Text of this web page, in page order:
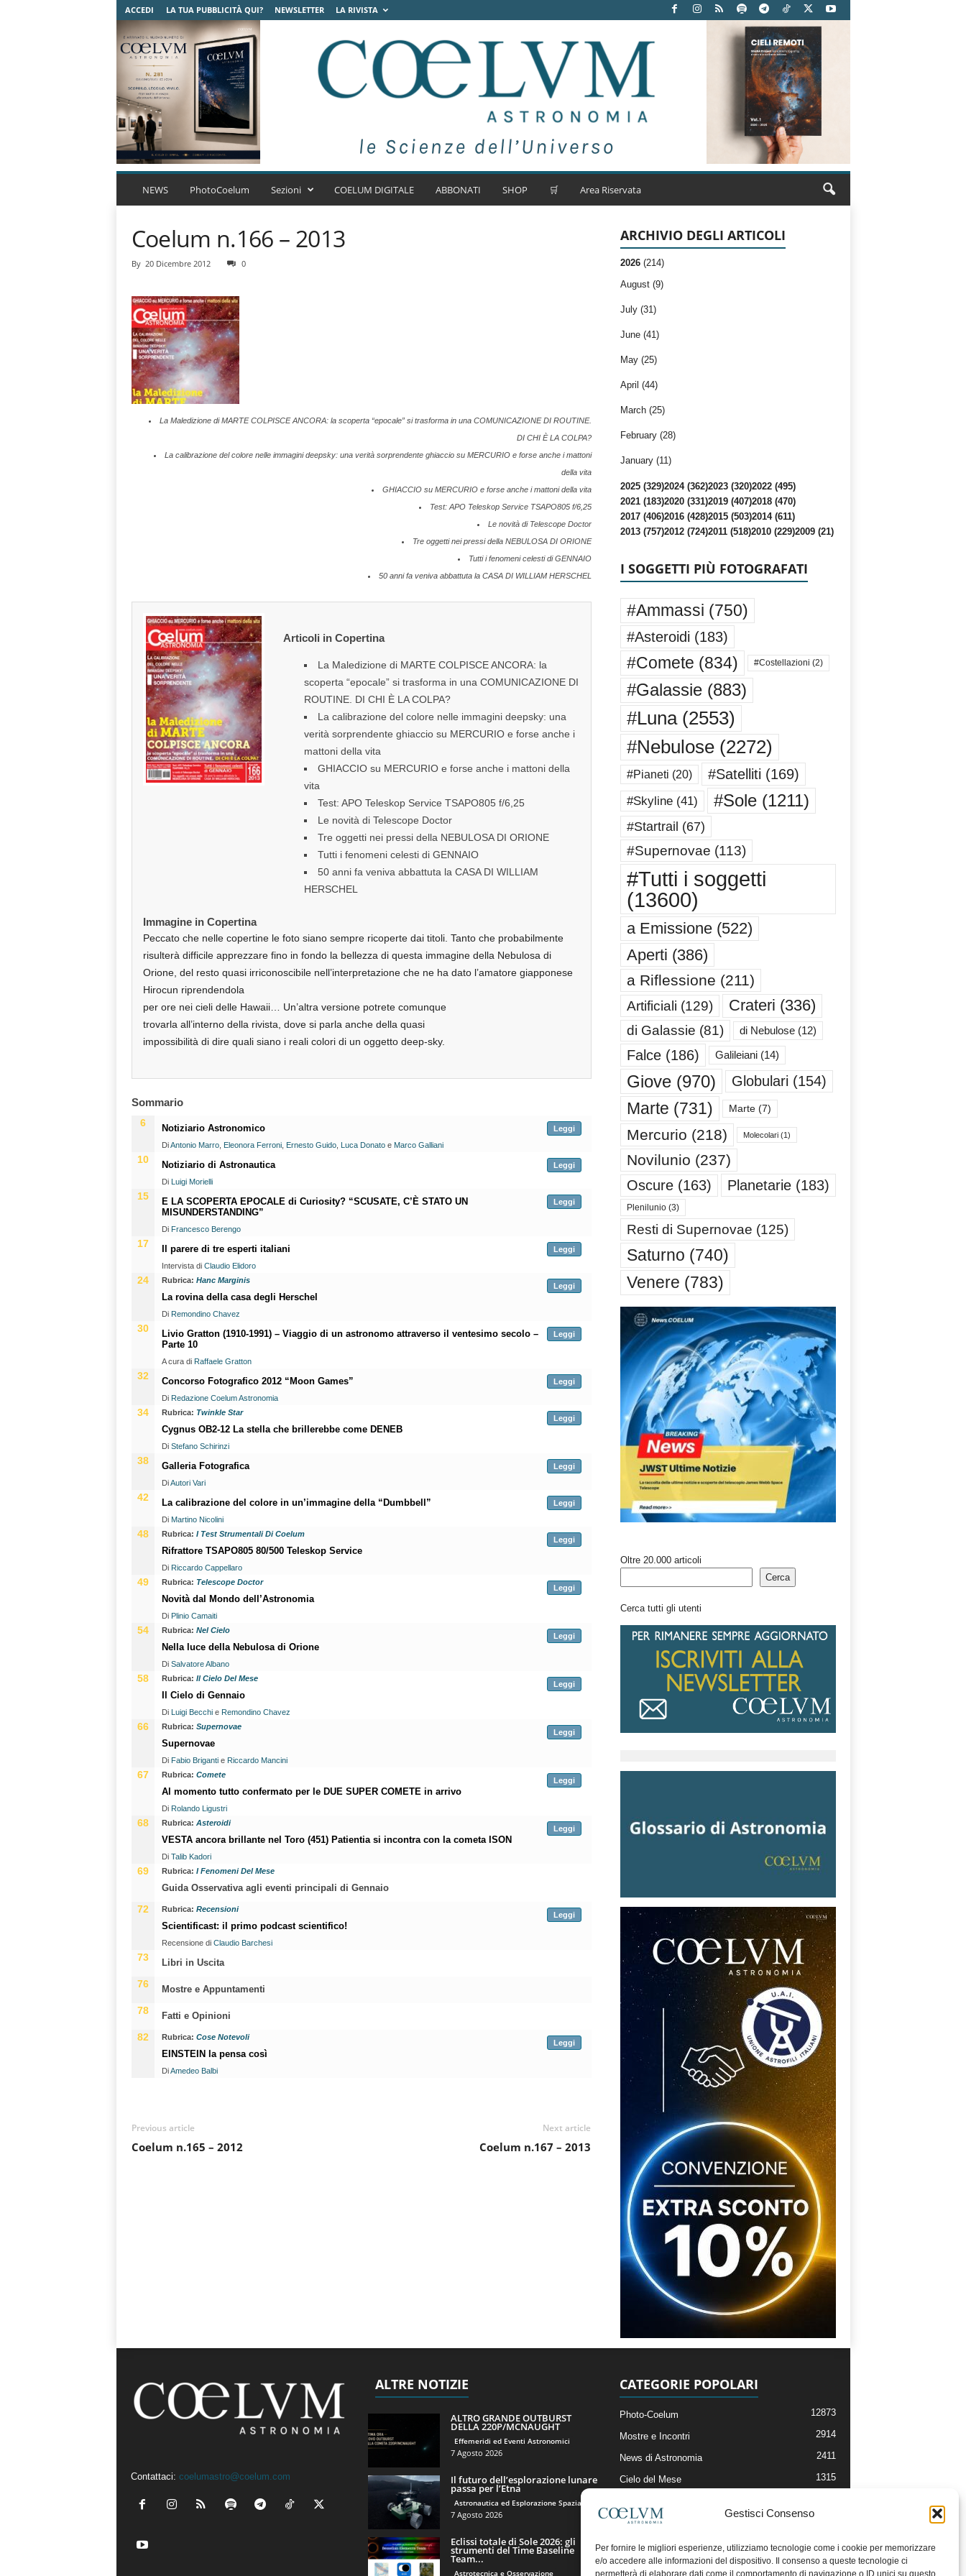
Gestisci Consenso
Per fornire le migliori esperienze, utilizziamo tecnologie come i cookie per memorizzare
e/o accedere alle informazioni del dispositivo. Il consenso a queste tecnologie ci
permetterà di elaborare dati come il comportamento di navigazione o ID unici su questo
ACCEDI LA TUA PUBBLICITÀ QUI? NEWSLETTER LA RIVISTA
C
u
m
NEWS PhotoCoelum Sezioni COELUM DIGITALE ABBONATI SHOP 🛒 Area Riservata
Coelum n.166 – 2013
By 20 Dicembre 2012 0
La Maledizione di MARTE COLPISCE ANCORA: la scoperta “epocale” si trasforma in una COMUNICAZIONE DI ROUTINE.
DI CHI È LA COLPA?
La calibrazione del colore nelle immagini deepsky: una verità sorprendente ghiaccio su MERCURIO e forse anche i mattoni
della vita
GHIACCIO su MERCURIO e forse anche i mattoni della vita
Test: APO Teleskop Service TSAPO805 f/6,25
Le novità di Telescope Doctor
Tre oggetti nei pressi della NEBULOSA DI ORIONE
Tutti i fenomeni celesti di GENNAIO
50 anni fa veniva abbattuta la CASA DI WILLIAM HERSCHEL
Articoli in Copertina
La Maledizione di MARTE COLPISCE ANCORA: la
scoperta “epocale” si trasforma in una COMUNICAZIONE DI
ROUTINE. DI CHI È LA COLPA?
La calibrazione del colore nelle immagini deepsky: una
verità sorprendente ghiaccio su MERCURIO e forse anche i
mattoni della vita
GHIACCIO su MERCURIO e forse anche i mattoni della
vita
Test: APO Teleskop Service TSAPO805 f/6,25
Le novità di Telescope Doctor
Tre oggetti nei pressi della NEBULOSA DI ORIONE
Tutti i fenomeni celesti di GENNAIO
50 anni fa veniva abbattuta la CASA DI WILLIAM
HERSCHEL
Immagine in Copertina
Peccato che nelle copertine le foto siano sempre ricoperte dai titoli. Tanto che probabilmente
risulterà difficile apprezzare fino in fondo la bellezza di questa immagine della Nebulosa di
Orione, del resto quasi irriconoscibile nell’interpretazione che ne ha dato l’amatore giapponese
Hirocun riprendendola
per ore nei cieli delle Hawaii… Un’altra versione potrete comunque
trovarla all’interno della rivista, dove si parla anche della quasi
impossibilità di dire quali siano i reali colori di un oggetto deep-sky.
Sommario
6
Leggi
Notiziario Astronomico
DiAntonio Marro, Eleonora Ferroni, Ernesto Guido, Luca Donatoe Marco Galliani
10 Leggi
Notiziario di Astronautica
Di Luigi Morielli
15 Leggi
E LA SCOPERTA EPOCALE di Curiosity? “SCUSATE, C’È STATO UN
MISUNDERSTANDING”
Di Francesco Berengo
17 Leggi
Il parere di tre esperti italiani
Intervista di Claudio Elidoro
24 Leggi
Rubrica: Hanc Marginis
La rovina della casa degli Herschel
Di Remondino Chavez
30 Leggi
Livio Gratton (1910-1991) – Viaggio di un astronomo attraverso il ventesimo secolo –
Parte 10
A cura di Raffaele Gratton
32 Leggi
Concorso Fotografico 2012 “Moon Games”
Di Redazione Coelum Astronomia
34 Leggi
Rubrica: Twinkle Star
Cygnus OB2-12 La stella che brillerebbe come DENEB
Di Stefano Schirinzi
38 Leggi
Galleria Fotografica
DiAutori Vari
42 Leggi
La calibrazione del colore in un’immagine della “Dumbbell”
Di Martino Nicolini
48 Leggi
Rubrica: I Test Strumentali Di Coelum
Rifrattore TSAPO805 80/500 Teleskop Service
Di Riccardo Cappellaro
49 Leggi
Rubrica: Telescope Doctor
Novità dal Mondo dell’Astronomia
Di Plinio Camaiti
54 Leggi
Rubrica: Nel Cielo
Nella luce della Nebulosa di Orione
Di Salvatore Albano
58 Leggi
Rubrica: Il Cielo Del Mese
Il Cielo di Gennaio
Di Luigi Becchie Remondino Chavez
66 Leggi
Rubrica: Supernovae
Supernovae
Di Fabio Brigantie Riccardo Mancini
67 Leggi
Rubrica: Comete
Al momento tutto confermato per le DUE SUPER COMETE in arrivo
Di Rolando Ligustri
68 Leggi
Rubrica: Asteroidi
VESTA ancora brillante nel Toro (451) Patientia si incontra con la cometa ISON
Di Talib Kadori
69 Rubrica: I Fenomeni Del Mese
Guida Osservativa agli eventi principali di Gennaio
72 Leggi
Rubrica: Recensioni
Scientificast: il primo podcast scientifico!
Recensione di Claudio Barchesi
73 Libri in Uscita
76 Mostre e Appuntamenti
78 Fatti e Opinioni
82 Leggi
Rubrica: Cose Notevoli
EINSTEIN la pensa così
DiAmedeo Balbi
Previous article
Coelum n.165 – 2012
Next article
Coelum n.167 – 2013
ARCHIVIO DEGLI ARTICOLI
2026 (214)
August (9)
July (31)
June (41)
May (25)
April (44)
March (25)
February (28)
January (11)
2025 (329)2024 (362)2023 (320)2022 (495)
2021 (183)2020 (331)2019 (407)2018 (470)
2017 (406)2016 (428)2015 (503)2014 (611)
2013 (757)2012 (724)2011 (518)2010 (229)2009 (21)
I SOGGETTI PIÙ FOTOGRAFATI
#Ammassi (750)
#Asteroidi (183)
#Comete (834) #Costellazioni (2)
#Galassie(883)
#Luna(2553)
#Nebulose(2272)
#Pianeti (20) #Satelliti (169)
#Skyline(41) #Sole(1211)
#Startrail (67)
#Supernovae (113)
#Tutti i soggetti
(13600)
a Emissione(522)
Aperti (386)
a Riflessione (211)
Artificiali (129) Crateri (336)
di Galassie (81) di Nebulose(12)
Falce(186) Galileiani(14)
Giove(970) Globulari (154)
Marte (731) Marte(7)
Mercurio (218) Molecolari(1)
Novilunio (237)
Oscure(163) Planetarie(183)
Plenilunio(3)
Resti di Supernovae (125)
Saturno (740)
Venere (783)
Oltre 20.000 articoli
Cerca
Cerca tutti gli utenti
Contattaci: coelumastro@coelum.com
ALTRE NOTIZIE
ALTRO GRANDE OUTBURST
DELLA 220P/MCNAUGHT
Effemeridi ed Eventi Astronomici
7 Agosto 2026
Il futuro dell’esplorazione lunare
passa per l’Etna
Astronautica ed Esplorazione Spaziale
7 Agosto 2026
Eclissi totale di Sole 2026: gli
strumenti del Time Baseline
Team...
Astrotecnica e Osservazione
CATEGORIE POPOLARI
Photo-Coelum 12873
Mostre e Incontri 2914
News di Astronomia 2411
Cielo del Mese 1315
Articoli e Risorse On-Line
Il Blog della Redazione